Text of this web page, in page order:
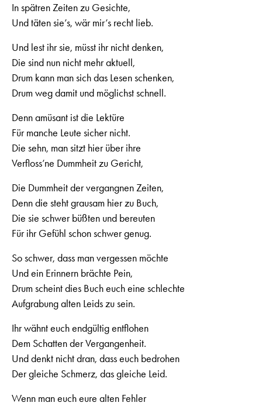
In spätren Zeiten zu Gesichte,
Und täten sie’s, wär mir’s recht lieb.
Und lest ihr sie, müsst ihr nicht denken,
Die sind nun nicht mehr aktuell,
Drum kann man sich das Lesen schenken,
Drum weg damit und möglichst schnell.
Denn amüsant ist die Lektüre
Für manche Leute sicher nicht.
Die sehn, man sitzt hier über ihre
Verfloss’ne Dummheit zu Gericht,
Die Dummheit der vergangnen Zeiten,
Denn die steht grausam hier zu Buch,
Die sie schwer büßten und bereuten
Für ihr Gefühl schon schwer genug.
So schwer, dass man vergessen möchte
Und ein Erinnern brächte Pein,
Drum scheint dies Buch euch eine schlechte
Aufgrabung alten Leids zu sein.
Ihr wähnt euch endgültig entflohen
Dem Schatten der Vergangenheit.
Und denkt nicht dran, dass euch bedrohen
Der gleiche Schmerz, das gleiche Leid.
Wenn man euch eure alten Fehler